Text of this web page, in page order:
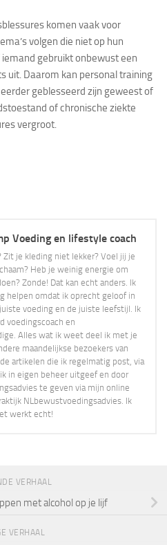
komen vaak voor
volgen die niet op hun
gebruikt onbewust een
uit. Daarom kan personal training
geblesseerd zijn geweest of
of chronische ziekte
vergroot.
Voeding en lifestyle coach
je kleding niet lekker? Voel jij je
Heb je weinig energie om
Zonde! Dat kan echt anders. Ik
helpen omdat ik oprecht geloof in
voeding en de juiste leefstijl. Ik
voedingscoach en
Alles wat ik weet deel ik met je
maandelijkse bezoekers van
artikelen die ik regelmatig post, via
in eigen beheer uitgeef en door
te geven via mijn online
NLbewustvoedingsadvies. Ik
werkt echt!
VERHAAL
met alcohol op je lijf
VERHAAL